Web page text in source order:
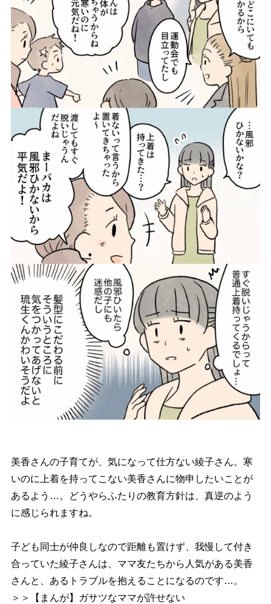
美香さんの子育てが、気になって仕方ない綾子さん。寒
いのに上着を持ってこない美香さんに物申したいことが
あるよう…。どうやらふたりの教育方針は、真逆のよう
に感じられますね。
子ども同士が仲良しなので距離も置けず、我慢して付き
合っていた綾子さんは、ママ友たちから人気がある美香
さんと、あるトラブルを抱えることになるのです…。
＞＞【まんが】ガサツなママが許せない